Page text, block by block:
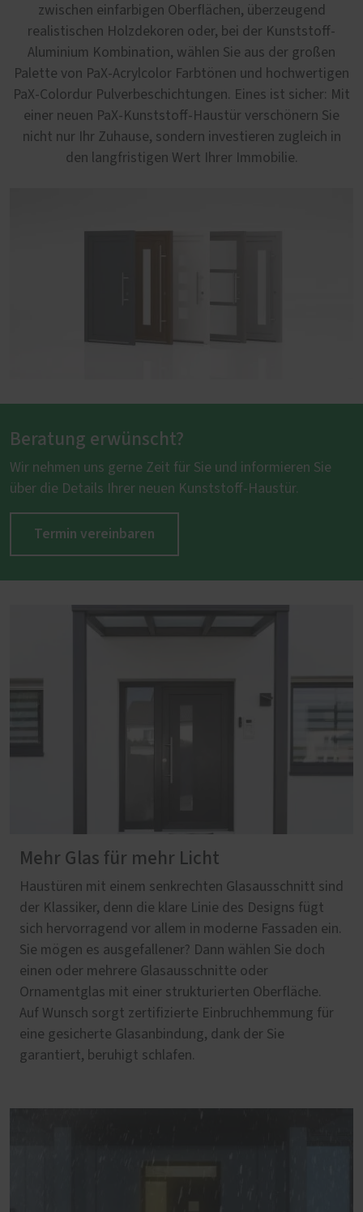
zwischen einfarbigen Oberflächen, überzeugend
realistischen Holzdekoren oder, bei der Kunststoff-
Aluminium Kombination, wählen Sie aus der großen
Palette von PaX-Acrylcolor Farbtönen und hochwertigen
PaX-Colordur Pulverbeschichtungen. Eines ist sicher: Mit
einer neuen PaX-Kunststoff-Haustür verschönern Sie
nicht nur Ihr Zuhause, sondern investieren zugleich in
den langfristigen Wert Ihrer Immobilie.
Beratung erwünscht?
Wir nehmen uns gerne Zeit für Sie und informieren Sie
über die Details Ihrer neuen Kunststoff-Haustür.
Termin vereinbaren
Mehr Glas für mehr Licht
Haustüren mit einem senkrechten Glasausschnitt sind
der Klassiker, denn die klare Linie des Designs fügt
sich hervorragend vor allem in moderne Fassaden ein.
Sie mögen es ausgefallener? Dann wählen Sie doch
einen oder mehrere Glasausschnitte oder
Ornamentglas mit einer strukturierten Oberfläche.
Auf Wunsch sorgt zertifizierte Einbruchhemmung für
eine gesicherte Glasanbindung, dank der Sie
garantiert, beruhigt schlafen.